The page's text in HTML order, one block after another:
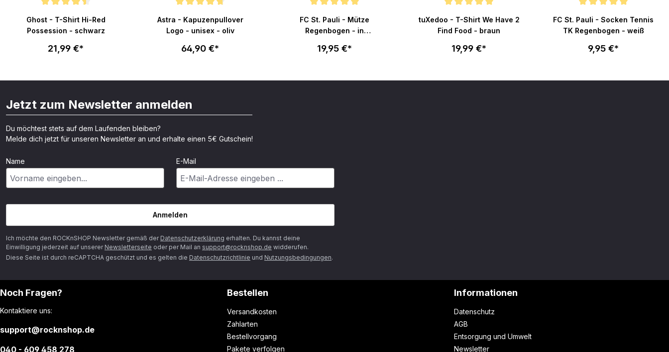
Ghost - T-Shirt Hi-Red
Possession - schwarz
21,99 €*
Astra - Kapuzenpullover
Logo - unisex - oliv
64,90 €*
FC St. Pauli - Mütze
Regenbogen - in
19,95 €*
tuXedoo - T-Shirt We Have 2
Find Food - braun
19,99 €*
FC St. Pauli - Socken Tennis
TK Regenbogen - weiß
9,95 €*
Jetzt zum Newsletter anmelden
Du möchtest stets auf dem Laufenden bleiben?
Melde dich jetzt für unseren Newsletter an und erhalte einen 5€ Gutschein!
Name E-Mail
Anmelden
Ich möchte den ROCKnSHOP Newsletter gemäß der Datenschutzerklärung erhalten. Du kannst deine
Einwilligung jederzeit auf unserer Newsletterseite oder per Mail an support@rocknshop.de widderufen.
Diese Seite ist durch reCAPTCHA geschützt und es gelten die Datenschutzrichtlinie und Nutzungsbedingungen.
Noch Fragen?
Kontaktiere uns:
support@rocknshop.de
040 - 609 458 278
Bestellen
Versandkosten
Zahlarten
Bestellvorgang
Pakete verfolgen
Informationen
Datenschutz
AGB
Entsorgung und Umwelt
Newsletter